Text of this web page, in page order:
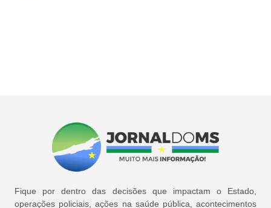
Fique por dentro das decisões que impactam o Estado,
operações policiais, ações na saúde pública, acontecimentos